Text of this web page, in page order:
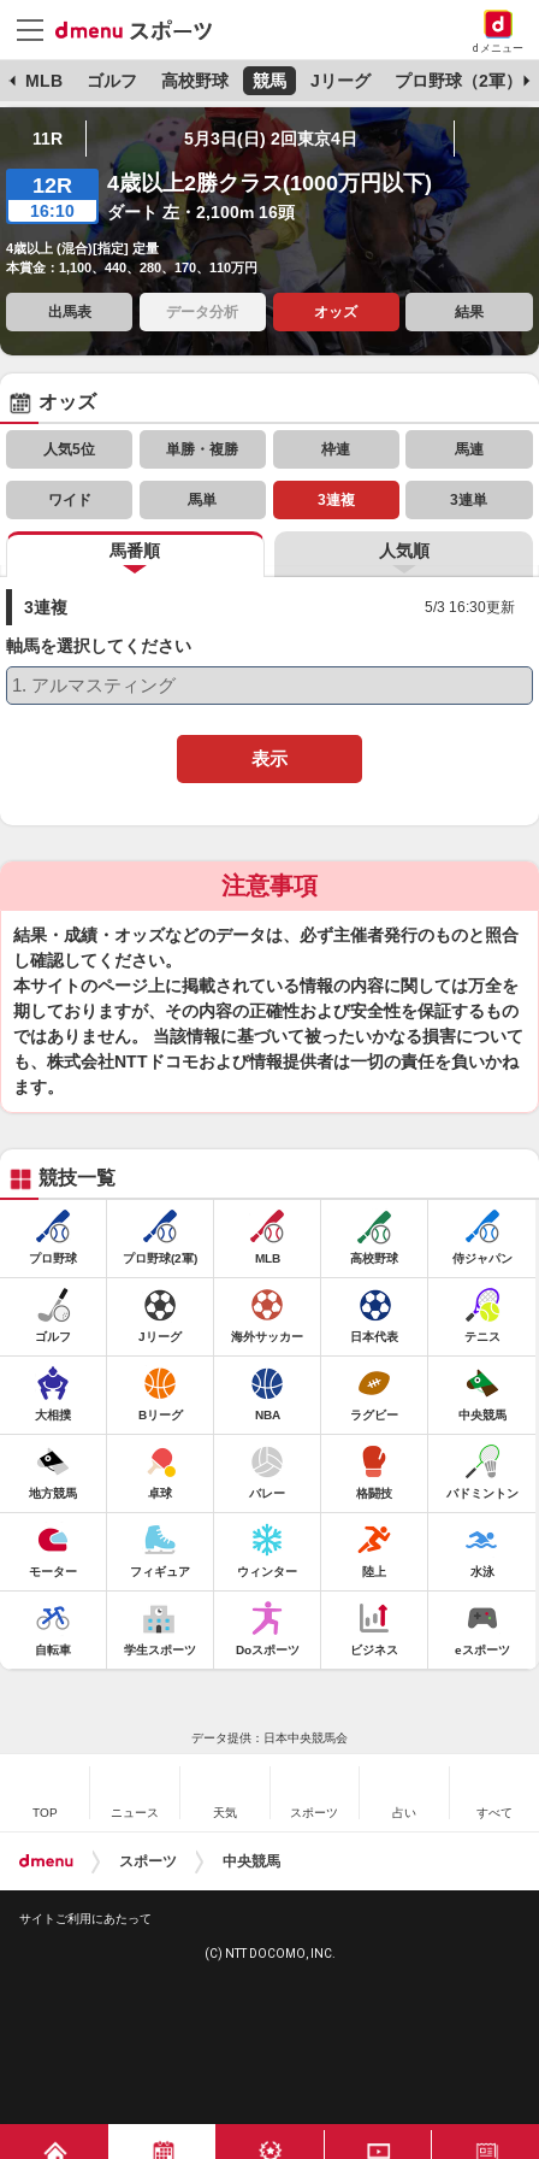
dメニュー
MLB ゴルフ 高校野球 競馬 Jリーグ プロ野球（2軍）
11R 5月3日(日) 2回東京4日
12R
16:10
4歳以上2勝クラス(1000万円以下)
ダート 左・2,100m 16頭
4歳以上 (混合)[指定] 定量
本賞金：1,100、440、280、170、110万円
出馬表 データ分析 オッズ 結果
オッズ
人気5位 単勝・複勝 枠連 馬連
ワイド 馬単 3連複 3連単
馬番順 人気順
3連複 5/3 16:30更新
軸馬を選択してください
表示
注意事項
結果・成績・オッズなどのデータは、必ず主催者発行のものと照合
し確認してください。
本サイトのページ上に掲載されている情報の内容に関しては万全を
期しておりますが、その内容の正確性および安全性を保証するもの
ではありません。 当該情報に基づいて被ったいかなる損害について
も、株式会社NTTドコモおよび情報提供者は一切の責任を負いかね
ます。
競技一覧
プロ野球 プロ野球(2軍) MLB 高校野球 侍ジャパン
ゴルフ Jリーグ 海外サッカー 日本代表 テニス
大相撲 Bリーグ NBA ラグビー 中央競馬
地方競馬 卓球 バレー 格闘技 バドミントン
モーター フィギュア ウィンター 陸上 水泳
自転車 学生スポーツ Doスポーツ ビジネス eスポーツ
データ提供：日本中央競馬会
TOP ニュース 天気 スポーツ 占い すべて
スポーツ 中央競馬
サイトご利用にあたって
(C) NTT DOCOMO, INC.